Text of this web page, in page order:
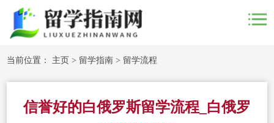
当前位置： 主页 > 留学指南 > 留学流程
信誉好的白俄罗斯留学流程_白俄罗